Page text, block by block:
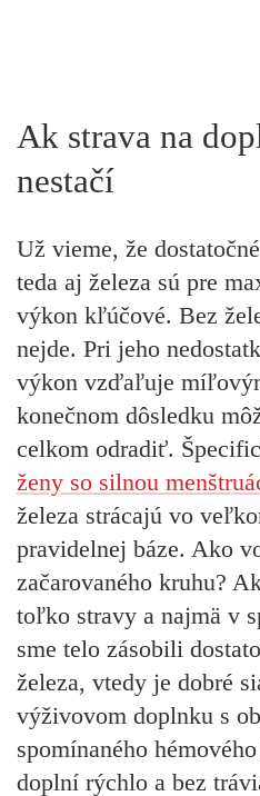
Ak strava na
nestačí
Už vieme, že
teda aj železa sú pre
výkon kľúčové. Bez
nejde. Pri jeho
výkon vzďaľuje
konečnom dôsledku
celkom odradiť.
ženy so silnou
železa strácajú vo
pravidelnej báze. Ako
začarovaného kruhu?
toľko stravy a najmä v
sme telo zásobili
železa, vtedy je dobré
výživovom doplnku s
spomínaného
doplní rýchlo a bez